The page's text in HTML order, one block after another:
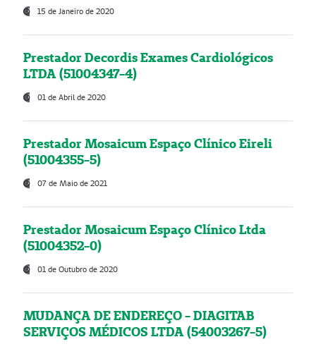
15 de Janeiro de 2020
Prestador Decordis Exames Cardiológicos
LTDA (51004347-4)
01 de Abril de 2020
Prestador Mosaicum Espaço Clínico Eireli
(51004355-5)
07 de Maio de 2021
Prestador Mosaicum Espaço Clínico Ltda
(51004352-0)
01 de Outubro de 2020
MUDANÇA DE ENDEREÇO - DIAGITAB
SERVIÇOS MÉDICOS LTDA (54003267-5)